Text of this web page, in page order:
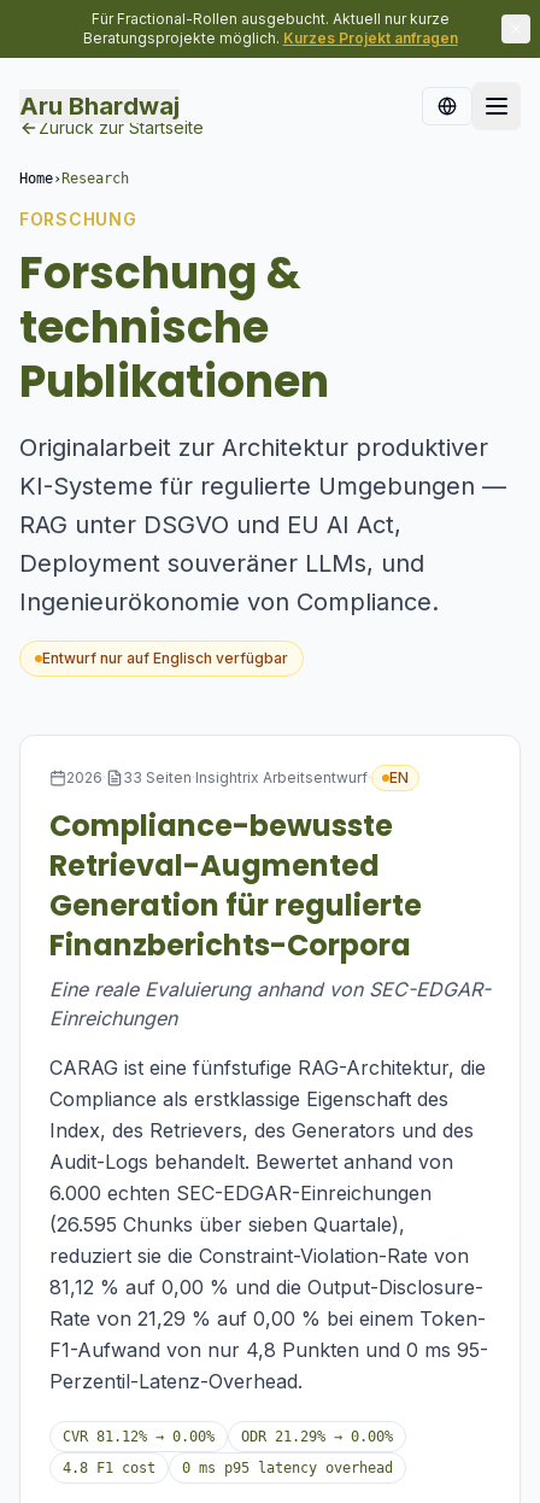
Für Fractional-Rollen ausgebucht. Aktuell nur kurze
Beratungsprojekte möglich. Kurzes Projekt anfragen
Aru Bhardwaj
Zurück zur Startseite
Home› Research
FORSCHUNG
Forschung &
technische
Publikationen
Originalarbeit zur Architektur produktiver
KI-Systeme für regulierte Umgebungen —
RAG unter DSGVO und EU AI Act,
Deployment souveräner LLMs, und
Ingenieurökonomie von Compliance.
Entwurf nur auf Englisch verfügbar
2026· 33 Seiten·Insightrix Arbeitsentwurf· EN
Compliance-bewusste
Retrieval-Augmented
Generation für regulierte
Finanzberichts-Corpora
Eine reale Evaluierung anhand von SEC-EDGAR-
Einreichungen
CARAG ist eine fünfstufige RAG-Architektur, die
Compliance als erstklassige Eigenschaft des
Index, des Retrievers, des Generators und des
Audit-Logs behandelt. Bewertet anhand von
6.000 echten SEC-EDGAR-Einreichungen
(26.595 Chunks über sieben Quartale),
reduziert sie die Constraint-Violation-Rate von
81,12 % auf 0,00 % und die Output-Disclosure-
Rate von 21,29 % auf 0,00 % bei einem Token-
F1-Aufwand von nur 4,8 Punkten und 0 ms 95-
Perzentil-Latenz-Overhead.
CVR 81.12% → 0.00%
ODR 21.29% → 0.00%
4.8 F1 cost
0 ms p95 latency overhead